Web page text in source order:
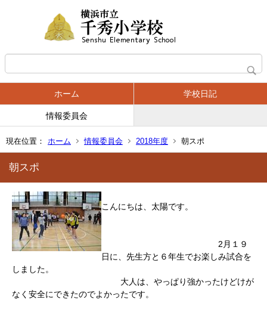
ホーム 学校日記
情報委員会
現在位置： ホーム 情報委員会 2018年度 朝スポ
朝スポ
こんにちは、太陽です。
2月１９
日に、先生方と６年生でお楽しみ試合を
しました。
大人は、やっぱり強かったけどけが
なく安全にできたのでよかったです。